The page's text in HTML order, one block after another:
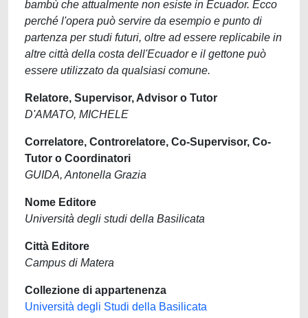
bambù che attualmente non esiste in Ecuador. Ecco
perché l'opera può servire da esempio e punto di
partenza per studi futuri, oltre ad essere replicabile in
altre città della costa dell'Ecuador e il gettone può
essere utilizzato da qualsiasi comune.
Relatore, Supervisor, Advisor o Tutor
D'AMATO, MICHELE
Correlatore, Controrelatore, Co-Supervisor, Co-
Tutor o Coordinatori
GUIDA, Antonella Grazia
Nome Editore
Università degli studi della Basilicata
Città Editore
Campus di Matera
Collezione di appartenenza
Università degli Studi della Basilicata